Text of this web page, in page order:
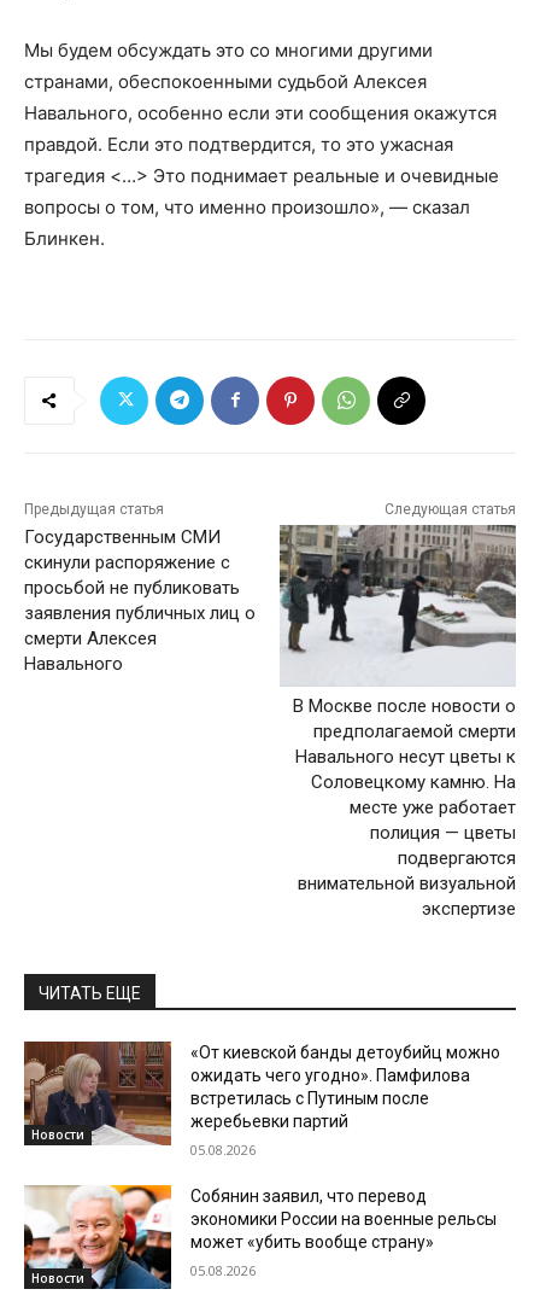
Мы будем обсуждать это со многими другими
странами, обеспокоенными судьбой Алексея
Навального, особенно если эти сообщения окажутся
правдой. Если это подтвердится, то это ужасная
трагедия <…> Это поднимает реальные и очевидные
вопросы о том, что именно произошло», — сказал
Блинкен.
Предыдущая статья
Государственным СМИ
скинули распоряжение с
просьбой не публиковать
заявления публичных лиц о
смерти Алексея
Навального
Следующая статья
В Москве после новости о
предполагаемой смерти
Навального несут цветы к
Соловецкому камню. На
месте уже работает
полиция — цветы
подвергаются
внимательной визуальной
экспертизе
ЧИТАТЬ ЕЩЕ
Новости
«От киевской банды детоубийц можно
ожидать чего угодно». Памфилова
встретилась с Путиным после
жеребьевки партий
05.08.2026
Новости
Собянин заявил, что перевод
экономики России на военные рельсы
может «убить вообще страну»
05.08.2026